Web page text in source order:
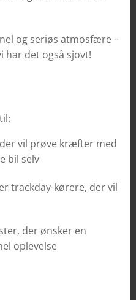
og seriøs atmosfære –
har det også sjovt!
vil prøve kræfter med
bil selv
trackday-kørere, der vil
der ønsker en
oplevelse